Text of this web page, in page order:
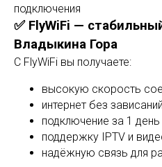
подключения
✅ FlyWiFi —
Владыкина Гора
С FlyWiFi вы получаете:
высокую скорость
интернет без
подключение за 1 день
поддержку IPTV и
надёжную связь для